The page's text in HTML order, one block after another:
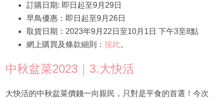
訂購日期: 即日起至9月29日
早鳥優惠：即日起至9月26日
取貨日期：2023年9月22日至10月1日 下午3至8點
網上購買及條款細則： 按此。
中秋盆菜2023｜3.大快活
大快活的中秋盆菜價錢一向親民，只對是平食的首選！今次